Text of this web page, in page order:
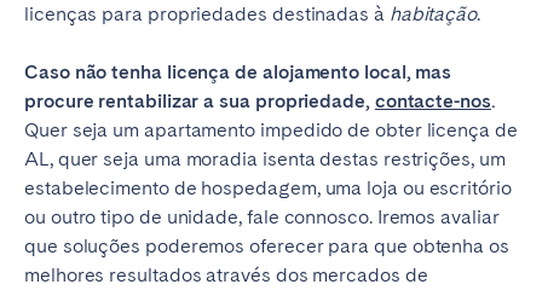
licenças para propriedades destinadas à habitação.
Caso não tenha licença de alojamento local, mas
procure rentabilizar a sua propriedade, contacte-nos.
Quer seja um apartamento impedido de obter licença de
AL, quer seja uma moradia isenta destas restrições, um
estabelecimento de hospedagem, uma loja ou escritório
ou outro tipo de unidade, fale connosco. Iremos avaliar
que soluções poderemos oferecer para que obtenha os
melhores resultados através dos mercados de